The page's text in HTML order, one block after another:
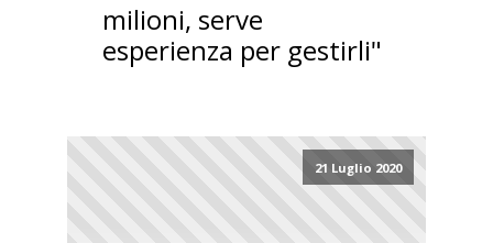
milioni, serve
esperienza per gestirli"
21 Luglio 2020